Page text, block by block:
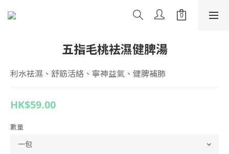
五指毛桃袪濕健脾湯
利水袪濕、舒筋活絡、寧神益氣、健脾補肺
HK$59.00
數量